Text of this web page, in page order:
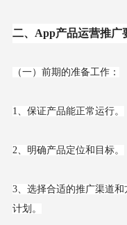
二、App产品运营推广
（一）前期的准备工作：
1、保证产品能正常运行。
2、明确产品定位和目标。
3、选择合适的推广渠道
计划。